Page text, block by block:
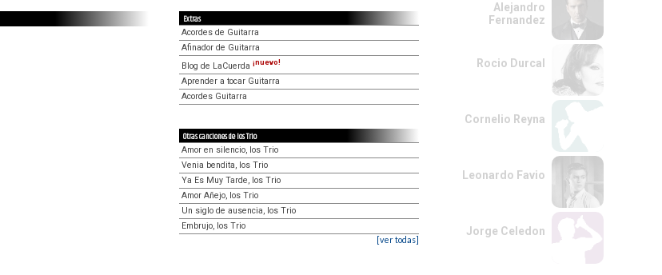
Extras
Acordes de Guitarra
Afinador de Guitarra
Blog de LaCuerda ¡nuevo!
Aprender a tocar Guitarra
Acordes Guitarra
Otras canciones de los Trio
Amor en silencio, los Trio
Venia bendita, los Trio
Ya Es Muy Tarde, los Trio
Amor Añejo, los Trio
Un siglo de ausencia, los Trio
Embrujo, los Trio
[ver todas]
Alejandro
Fernandez
Rocio Durcal
Cornelio Reyna
Leonardo Favio
Jorge Celedon